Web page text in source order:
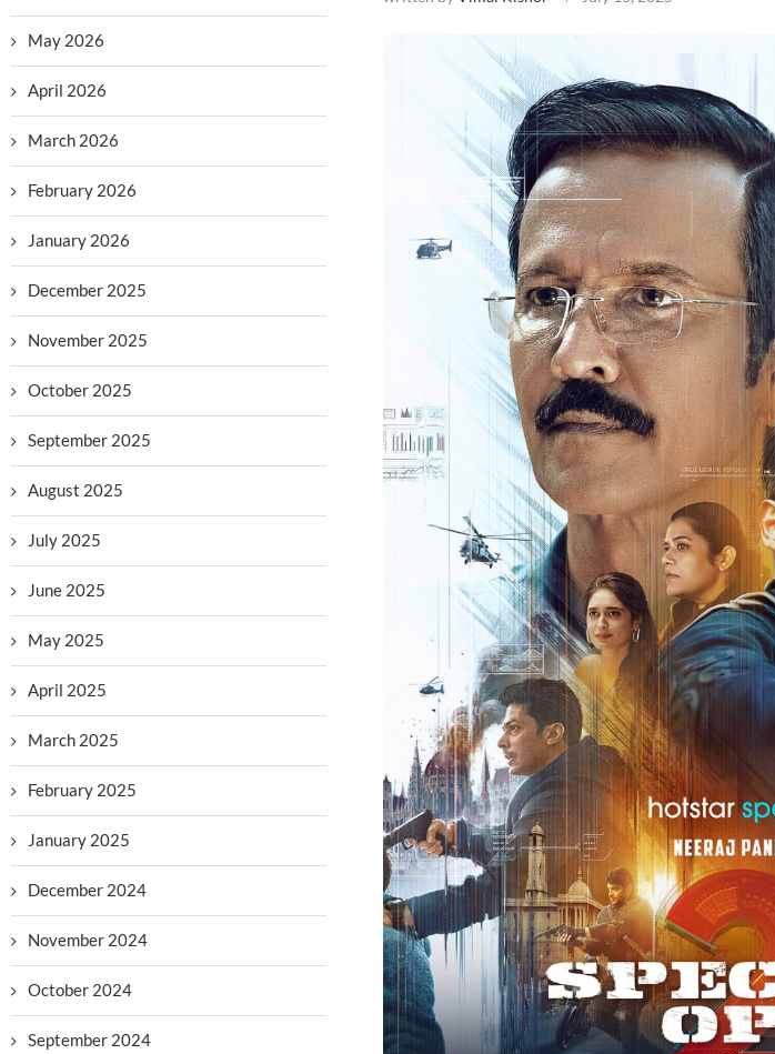
May 2026
April 2026
March 2026
February 2026
January 2026
December 2025
November 2025
October 2025
September 2025
August 2025
July 2025
June 2025
May 2025
April 2025
March 2025
February 2025
January 2025
December 2024
November 2024
October 2024
September 2024